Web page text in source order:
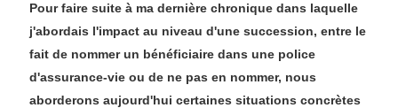
Pour faire suite à ma dernière chronique dans laquelle
j'abordais l'impact au niveau d'une succession, entre le
fait de nommer un bénéficiaire dans une police
d'assurance-vie ou de ne pas en nommer, nous
aborderons aujourd'hui certaines situations concrètes